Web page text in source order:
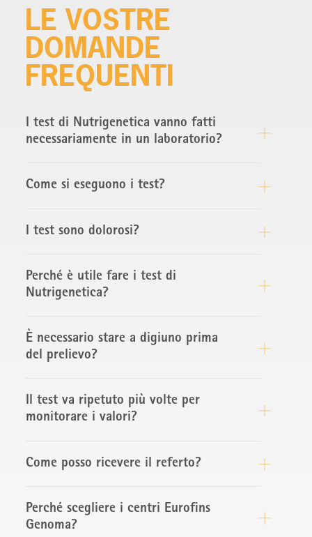
LE VOSTRE
DOMANDE
FREQUENTI
I test di Nutrigenetica vanno fatti
necessariamente in un laboratorio?
Come si eseguono i test?
I test sono dolorosi?
Perché è utile fare i test di
Nutrigenetica?
È necessario stare a digiuno prima
del prelievo?
Il test va ripetuto più volte per
monitorare i valori?
Come posso ricevere il referto?
Perché scegliere i centri Eurofins
Genoma?